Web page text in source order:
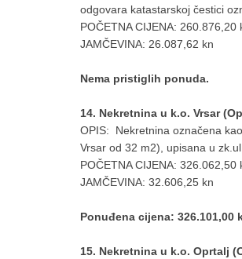
odgovara katastarskoj čestici
POČETNA CIJENA: 260.876,20
JAMČEVINA: 26.087,62 kn
Nema pristiglih ponuda.
14. Nekretnina u k.o. Vrsar
OPIS: Nekretnina označena
Vrsar od 32 m2), upisana u
POČETNA CIJENA: 326.062,50
JAMČEVINA: 32.606,25 kn
Ponuđena cijena: 326.101,00
15. Nekretnina u k.o. Oprtalj